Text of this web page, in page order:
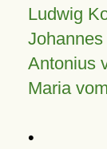
Ludwig
Antonius
Maria
•